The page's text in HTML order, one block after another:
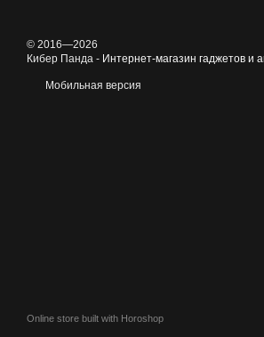
© 2016—2026
Кибер Панда - Интернет-магазин гаджетов и
Мобильная версия
Online store built with Horoshop